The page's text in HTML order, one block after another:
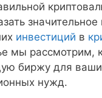
значительное
инвестиций в
мы рассмотрим,
биржу для
нужд.